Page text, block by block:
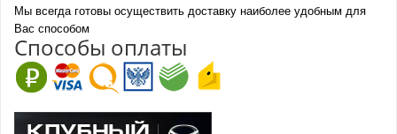
Мы всегда готовы осуществить доставку наиболее удобным для
Вас способом
Способы оплаты